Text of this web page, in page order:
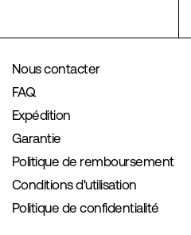
Nous contacter
FAQ
Expédition
Garantie
Politique de remboursement
Conditions d'utilisation
Politique de confidentialité